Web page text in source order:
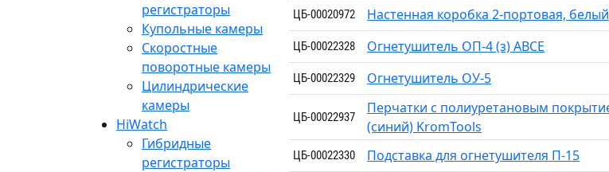
регистраторы
Купольные камеры
Скоростные
поворотные камеры
Цилиндрические
камеры
HiWatch
Гибридные
регистраторы
ЦБ-00020972 Настенная коробка 2-портовая, белый
ЦБ-00022328 Огнетушитель ОП-4 (з) ABCE
ЦБ-00022329 Огнетушитель ОУ-5
ЦБ-00022937
Перчатки с полиуретановым
(синий) KromTools
ЦБ-00022330 Подставка для огнетушителя П-15